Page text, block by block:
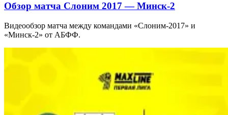
Обзор матча Слоним 2017 — Минск-2
Видеообзор матча между командами «Слоним-2017» и
«Минск-2» от АБФФ.